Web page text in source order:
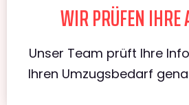
WIR PRÜFEN IHRE
Unser Team prüft Ihre
Ihren Umzugsbedarf